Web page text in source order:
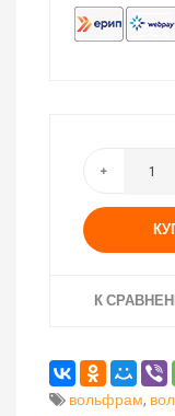
К
вольфрам,